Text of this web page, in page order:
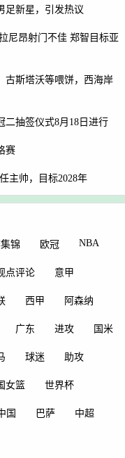
足新星，引发热议
尼昂射门不佳 郑智目标亚
古斯塔沃等喂饼，西海岸
二抽签仪式8月18日进行
赛
主帅，目标2028年
锦 欧冠 NBA
点评论 意甲
西甲 阿森纳
广东 进攻 国米
球迷 助攻
女篮 世界杯
国 巴萨 中超